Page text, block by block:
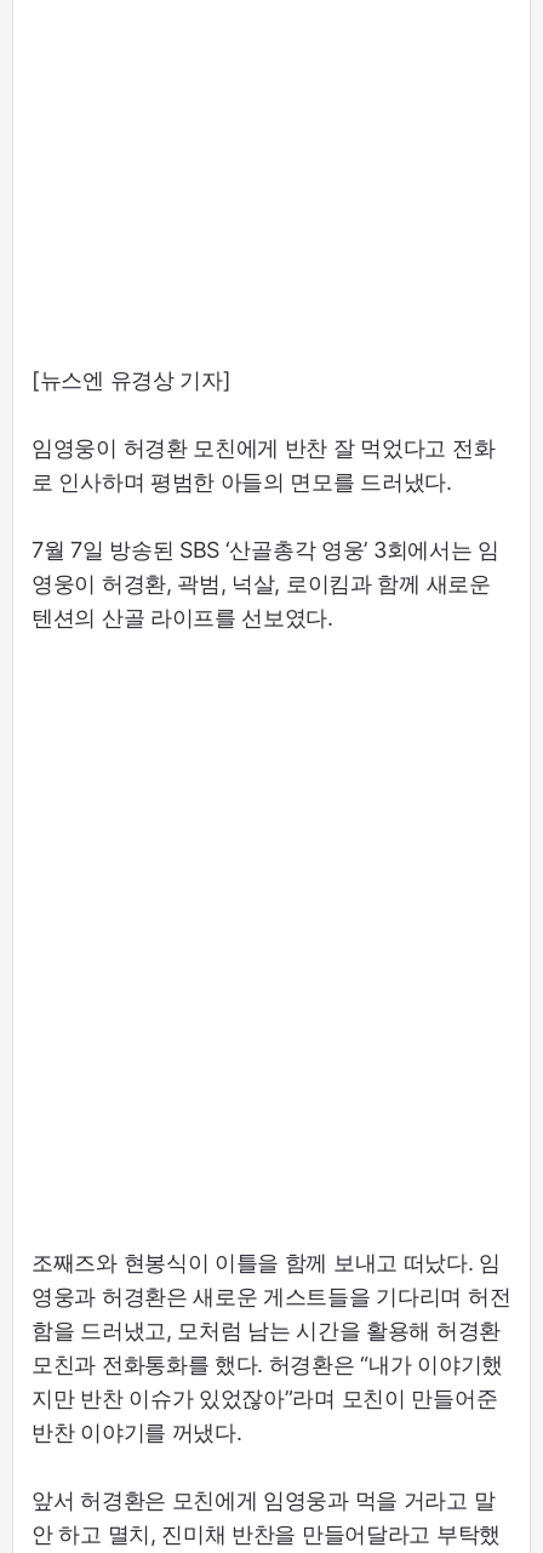
[뉴스엔 유경상 기자]
임영웅이 허경환 모친에게 반찬 잘 먹었다고 전화
로 인사하며 평범한 아들의 면모를 드러냈다.
7월 7일 방송된 SBS ‘산골총각 영웅’ 3회에서는 임
영웅이 허경환, 곽범, 넉살, 로이킴과 함께 새로운
텐션의 산골 라이프를 선보였다.
조째즈와 현봉식이 이틀을 함께 보내고 떠났다. 임
영웅과 허경환은 새로운 게스트들을 기다리며 허전
함을 드러냈고, 모처럼 남는 시간을 활용해 허경환
모친과 전화통화를 했다. 허경환은 “내가 이야기했
지만 반찬 이슈가 있었잖아”라며 모친이 만들어준
반찬 이야기를 꺼냈다.
앞서 허경환은 모친에게 임영웅과 먹을 거라고 말
안 하고 멸치, 진미채 반찬을 만들어달라고 부탁했